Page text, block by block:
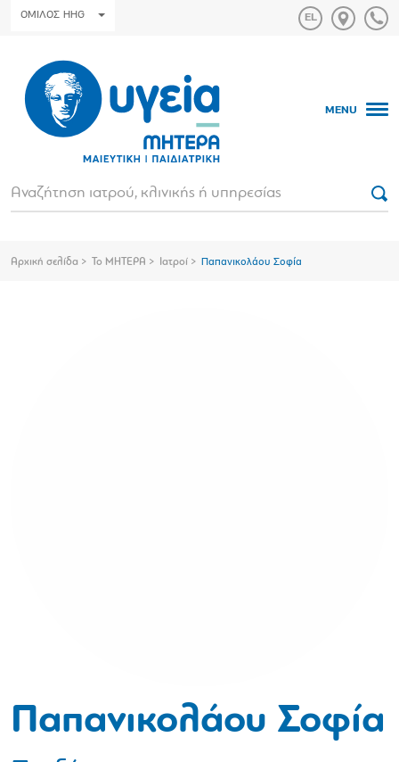
ΟΜΙΛΟΣ HHG
MENU
Αρχική σελίδα Το ΜΗΤΕΡΑ Ιατροί Παπανικολάου Σοφία
Παπανικολάου Σοφία